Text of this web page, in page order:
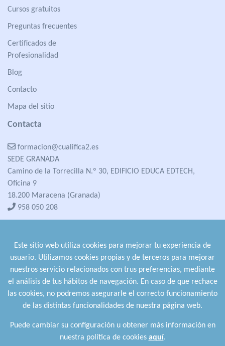
Cursos gratuitos
Preguntas frecuentes
Certificados de
Profesionalidad
Blog
Contacto
Mapa del sitio
Contacta
formacion@cualifica2.es
SEDE GRANADA
Camino de la Torrecilla N.º 30, EDIFICIO EDUCA EDTECH,
Oficina 9
18.200 Maracena (Granada)
958 050 208
958 991 970
Este sitio web utiliza cookies para mejorar tu experiencia de
usuario. Utilizamos cookies propias y de terceros para mejorar
nuestros servicio relacionados con trus preferencias, mediante
el análisis de tus hábitos de navegación. En caso de que rechace
las cookies, no podremos asegurarle el correcto funcionamiento
de las distintas funcionalidades de nuestra página web.
Puede cambiar su configuración u obtener más información en
nuestra política de cookies aquí.